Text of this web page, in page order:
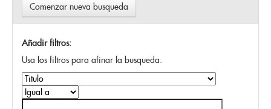
Comenzar nueva busqueda
Añadir filtros:
Usa los filtros para afinar la busqueda.